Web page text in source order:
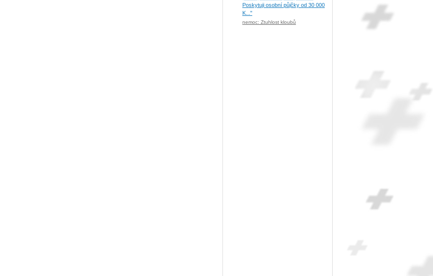
Poskytuji osobní půjčky od 30 000
K..."
nemoc: Ztuhlost kloubů